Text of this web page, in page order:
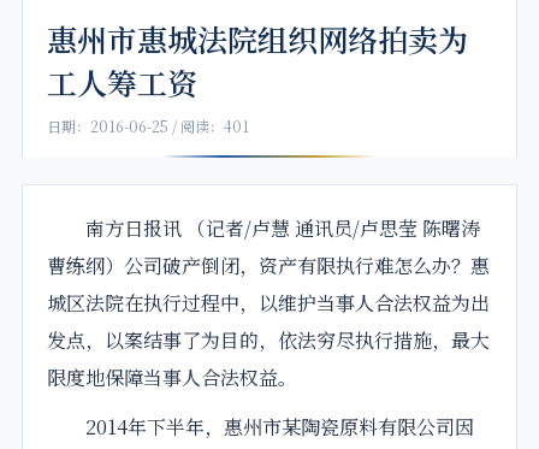
惠州市惠城法院组织网络拍卖为
工人筹工资
日期：2016-06-25 / 阅读：401
南方日报讯 （记者/卢慧 通讯员/卢思莹 陈曙涛
曹练纲）公司破产倒闭，资产有限执行难怎么办？惠
城区法院在执行过程中，以维护当事人合法权益为出
发点，以案结事了为目的，依法穷尽执行措施，最大
限度地保障当事人合法权益。
2014年下半年，惠州市某陶瓷原料有限公司因